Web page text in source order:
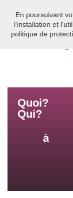
Bienvenue
Quoi?
Qui?
à
En poursuivant
l'installation et
politique de